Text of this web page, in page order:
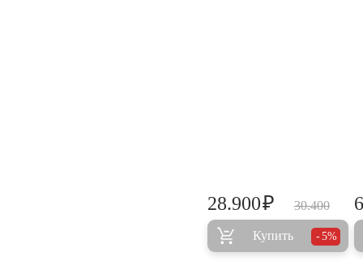
30.400
28.900₽
Купить 5%